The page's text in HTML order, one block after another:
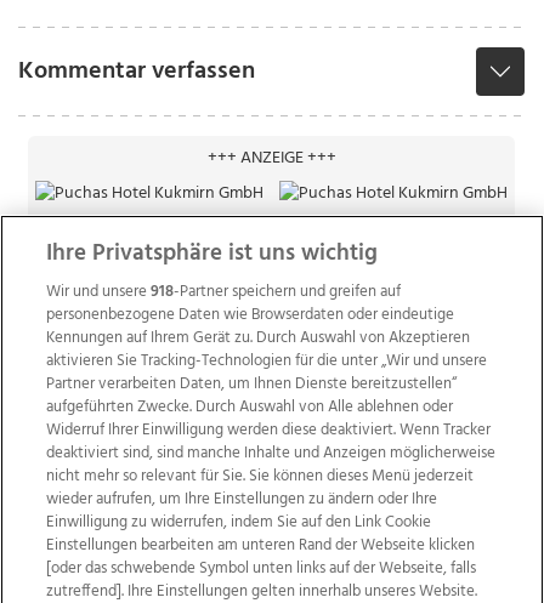
Kommentar verfassen
+++ ANZEIGE +++
Wir über uns Mediadaten Kontakt
Jobs
Datenschutz
Impressum AGB Anzeigekunden
Ihre Privatsphäre ist uns wichtig
Wir und unsere918-Partner speichern und greifen auf
personenbezogene Daten wie Browserdaten oder eindeutige
Kennungen auf Ihrem Gerät zu. Durch Auswahl von Akzeptieren
aktivieren Sie Tracking-Technologien für die unter „Wir und unsere
Partner verarbeiten Daten, um Ihnen Dienste bereitzustellen“
aufgeführten Zwecke. Durch Auswahl von Alle ablehnen oder
Widerruf Ihrer Einwilligung werden diese deaktiviert. Wenn Tracker
deaktiviert sind, sind manche Inhalte und Anzeigen möglicherweise
nicht mehr so relevant für Sie. Sie können dieses Menü jederzeit
wieder aufrufen, um Ihre Einstellungen zu ändern oder Ihre
Einwilligung zu widerrufen, indem Sie auf den Link Cookie
Einstellungen bearbeiten am unteren Rand der Webseite klicken
[oder das schwebende Symbol unten links auf der Webseite, falls
zutreffend]. Ihre Einstellungen gelten innerhalb unseres Website.